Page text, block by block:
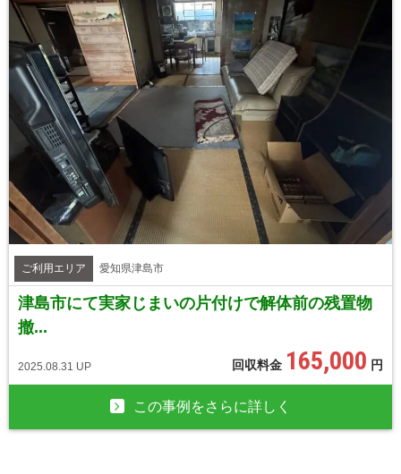
ご利用エリア 愛知県津島市
津島市にて実家じまいの片付けで解体前の残置物
撤...
2025.08.31 UP 回収料金 165,000 円
この事例をさらに詳しく